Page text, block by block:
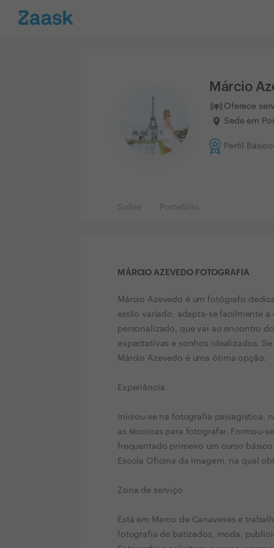
Márcio
Oferece
Sede em
Perfil Básico
Sobre Portefólio
MÁRCIO AZEVEDO FOTOGRAFIA
Márcio Azevedo é um fotógrafo
estilo variado, adapta-se facilmente
personalizado, que vai ao encontro
expectativas e sonhos idealizados.
Márcio Azevedo é uma ótima opção.
Experiência
Iniciou-se na fotografia paisagística,
as técnicas para fotografar. Formou-
frequentado primeiro um curso
Escola Oficina da Imagem, na qual
Zona de serviço
Está em Marco de Canaveses e
fotografia de batizados, moda,